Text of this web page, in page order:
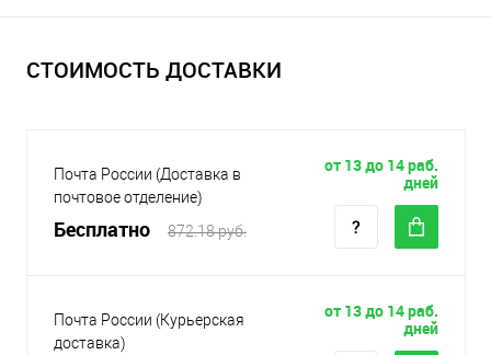
СТОИМОСТЬ ДОСТАВКИ
Почта России (Доставка в
почтовое отделение)
Бесплатно 872.18 руб.
от 13 до 14 раб.
дней
Почта России (Курьерская
доставка)
от 13 до 14 раб.
дней